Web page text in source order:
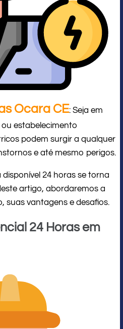
Ocara CE: Seja em
estabelecimento
podem surgir a qualquer
e até mesmo perigos.
24 horas se torna
artigo, abordaremos a
suas vantagens e desafios.
24 Horas em